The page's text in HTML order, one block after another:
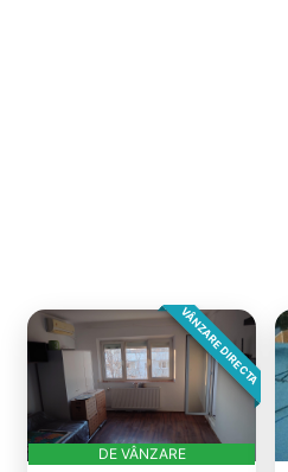
VÂNZARE DIRECTA
DE VÂNZARE